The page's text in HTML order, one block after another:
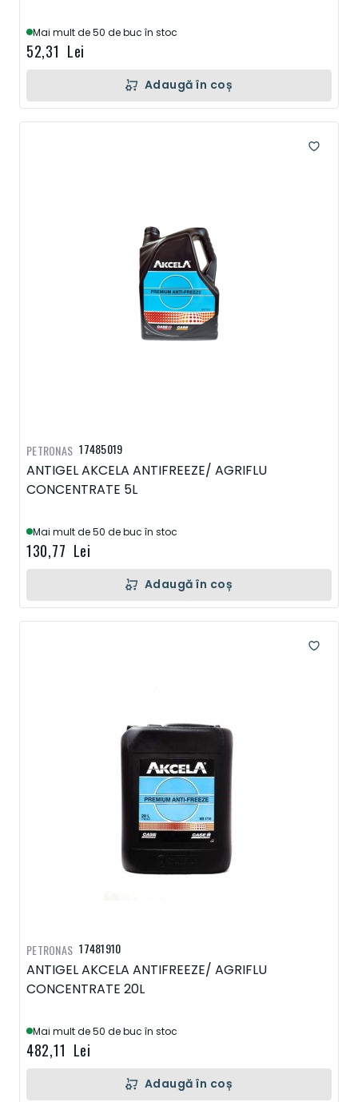
Mai mult de 50 de buc în stoc
52,31 Lei
Adaugă în coș
17485019
ANTIGEL AKCELA ANTIFREEZE/ AGRIFLU
CONCENTRATE 5L
Mai mult de 50 de buc în stoc
130,77 Lei
PETRONAS
Adaugă în coș
17481910
ANTIGEL AKCELA ANTIFREEZE/ AGRIFLU
CONCENTRATE 20L
Mai mult de 50 de buc în stoc
482,11 Lei
PETRONAS
Adaugă în coș